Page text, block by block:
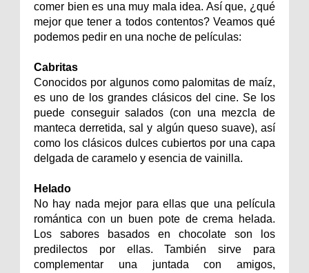
comer bien es una muy mala idea. Así que, ¿qué
mejor que tener a todos contentos? Veamos qué
podemos pedir en una noche de películas:
Cabritas
Conocidos por algunos como palomitas de maíz,
es uno de los grandes clásicos del cine. Se los
puede conseguir salados (con una mezcla de
manteca derretida, sal y algún queso suave), así
como los clásicos dulces cubiertos por una capa
delgada de caramelo y esencia de vainilla.
Helado
No hay nada mejor para ellas que una película
romántica con un buen pote de crema helada.
Los sabores basados en chocolate son los
predilectos por ellas. También sirve para
complementar una juntada con amigos,